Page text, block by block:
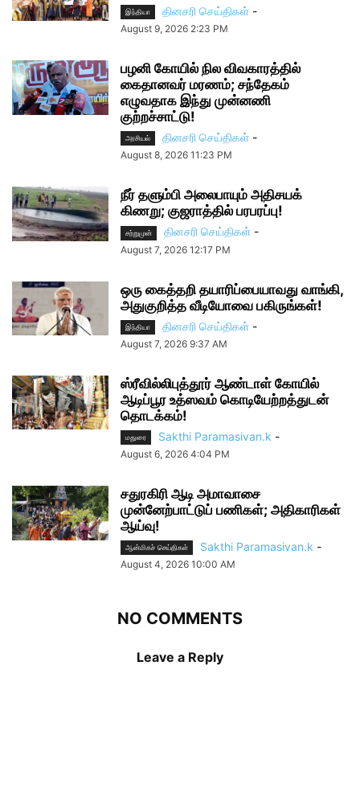
இந்தியா தினசரி செய்திகள் -
August 9, 2026 2:23 PM
பழனி கோயில் நில விவகாரத்தில்
கைதானவர் மரணம்; சந்தேகம்
எழுவதாக இந்து முன்னணி
குற்றச்சாட்டு!
அரசியல் தினசரி செய்திகள் -
August 8, 2026 11:23 PM
நீர் தளும்பி அலைபாயும் அதிசயக்
கிணறு; குஜராத்தில் பரபரப்பு!
சற்றுமுன் தினசரி செய்திகள் -
August 7, 2026 12:17 PM
ஒரு கைத்தறி தயாரிப்பையாவது வாங்கி,
அதுகுறித்த வீடியோவை பகிருங்கள்!
இந்தியா தினசரி செய்திகள் -
August 7, 2026 9:37 AM
ஸ்ரீவில்லிபுத்தூர் ஆண்டாள் கோயில்
ஆடிப்பூர உத்ஸவம் கொடியேற்றத்துடன்
தொடக்கம்!
மதுரை Sakthi Paramasivan.k -
August 6, 2026 4:04 PM
சதுரகிரி ஆடி அமாவாசை
முன்னேற்பாட்டுப் பணிகள்; அதிகாரிகள்
ஆய்வு!
ஆன்மிகச் செய்திகள் Sakthi Paramasivan.k -
August 4, 2026 10:00 AM
NO COMMENTS
Leave a Reply